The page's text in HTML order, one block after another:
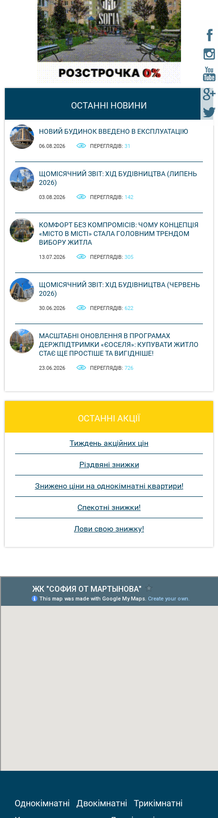
ОСТАННІ НОВИНИ
НОВИЙ БУДИНОК ВВЕДЕНО В ЕКСПЛУАТАЦІЮ
06.08.2026 ПЕРЕГЛЯДІВ: 31
ЩОМІСЯЧНИЙ ЗВІТ: ХІД БУДІВНИЦТВА (ЛИПЕНЬ
2026)
03.08.2026 ПЕРЕГЛЯДІВ: 142
КОМФОРТ БЕЗ КОМПРОМІСІВ: ЧОМУ КОНЦЕПЦІЯ
«МІСТО В МІСТІ» СТАЛА ГОЛОВНИМ ТРЕНДОМ
ВИБОРУ ЖИТЛА
13.07.2026 ПЕРЕГЛЯДІВ: 305
ЩОМІСЯЧНИЙ ЗВІТ: ХІД БУДІВНИЦТВА (ЧЕРВЕНЬ
2026)
30.06.2026 ПЕРЕГЛЯДІВ: 622
МАСШТАБНІ ОНОВЛЕННЯ В ПРОГРАМАХ
ДЕРЖПІДТРИМКИ «ЄОСЕЛЯ»: КУПУВАТИ ЖИТЛО
СТАЄ ЩЕ ПРОСТІШЕ ТА ВИГІДНІШЕ!
23.06.2026 ПЕРЕГЛЯДІВ: 726
ОСТАННІ АКЦІЇ
Тиждень акційних цін
Різдвяні знижки
Знижено ціни на однокімнатні квартири!
Спекотні знижки!
Лови свою знижку!
Однокімнатні Двокімнатні
Трикімнатні